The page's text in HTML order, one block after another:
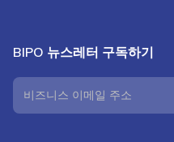
BIPO 뉴스레터 구독하기